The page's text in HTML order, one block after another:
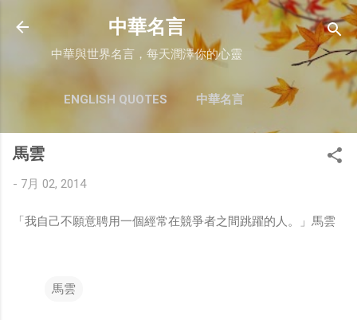
跳至主要內容
中華名言
中華與世界名言，每天潤澤你的心靈
ENGLISH QUOTES 中華名言
馬雲
- 7月 02, 2014
「我自己不願意聘用一個經常在競爭者之間跳躍的人。」馬雲
馬雲